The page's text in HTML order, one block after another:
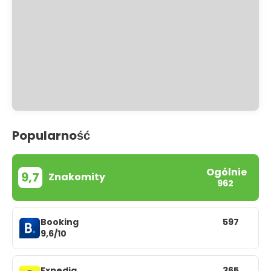
Popularność
9,7 Znakomity Ogólnie
962
Booking
9,6/10
597